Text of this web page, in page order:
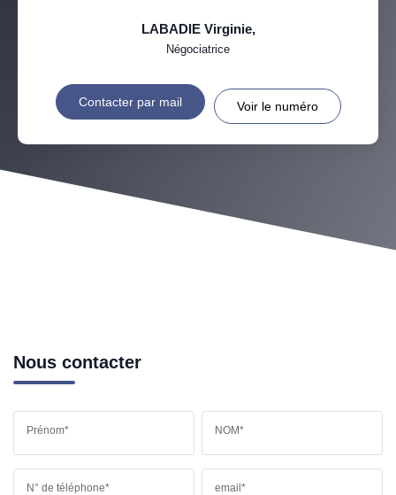
LABADIE Virginie,
Négociatrice
Contacter par mail Voir le numéro
Nous contacter
Prénom* NOM*
N° de téléphone* email*